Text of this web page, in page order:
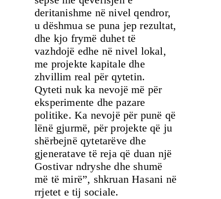
deritanishme në nivel qendror,
u dëshmua se puna jep rezultat,
dhe kjo frymë duhet të
vazhdojë edhe në nivel lokal,
me projekte kapitale dhe
zhvillim real për qytetin.
Qyteti nuk ka nevojë më për
eksperimente dhe pazare
politike. Ka nevojë për punë që
lënë gjurmë, për projekte që ju
shërbejnë qytetarëve dhe
gjeneratave të reja që duan një
Gostivar ndryshe dhe shumë
më të mirë”, shkruan Hasani në
rrjetet e tij sociale.